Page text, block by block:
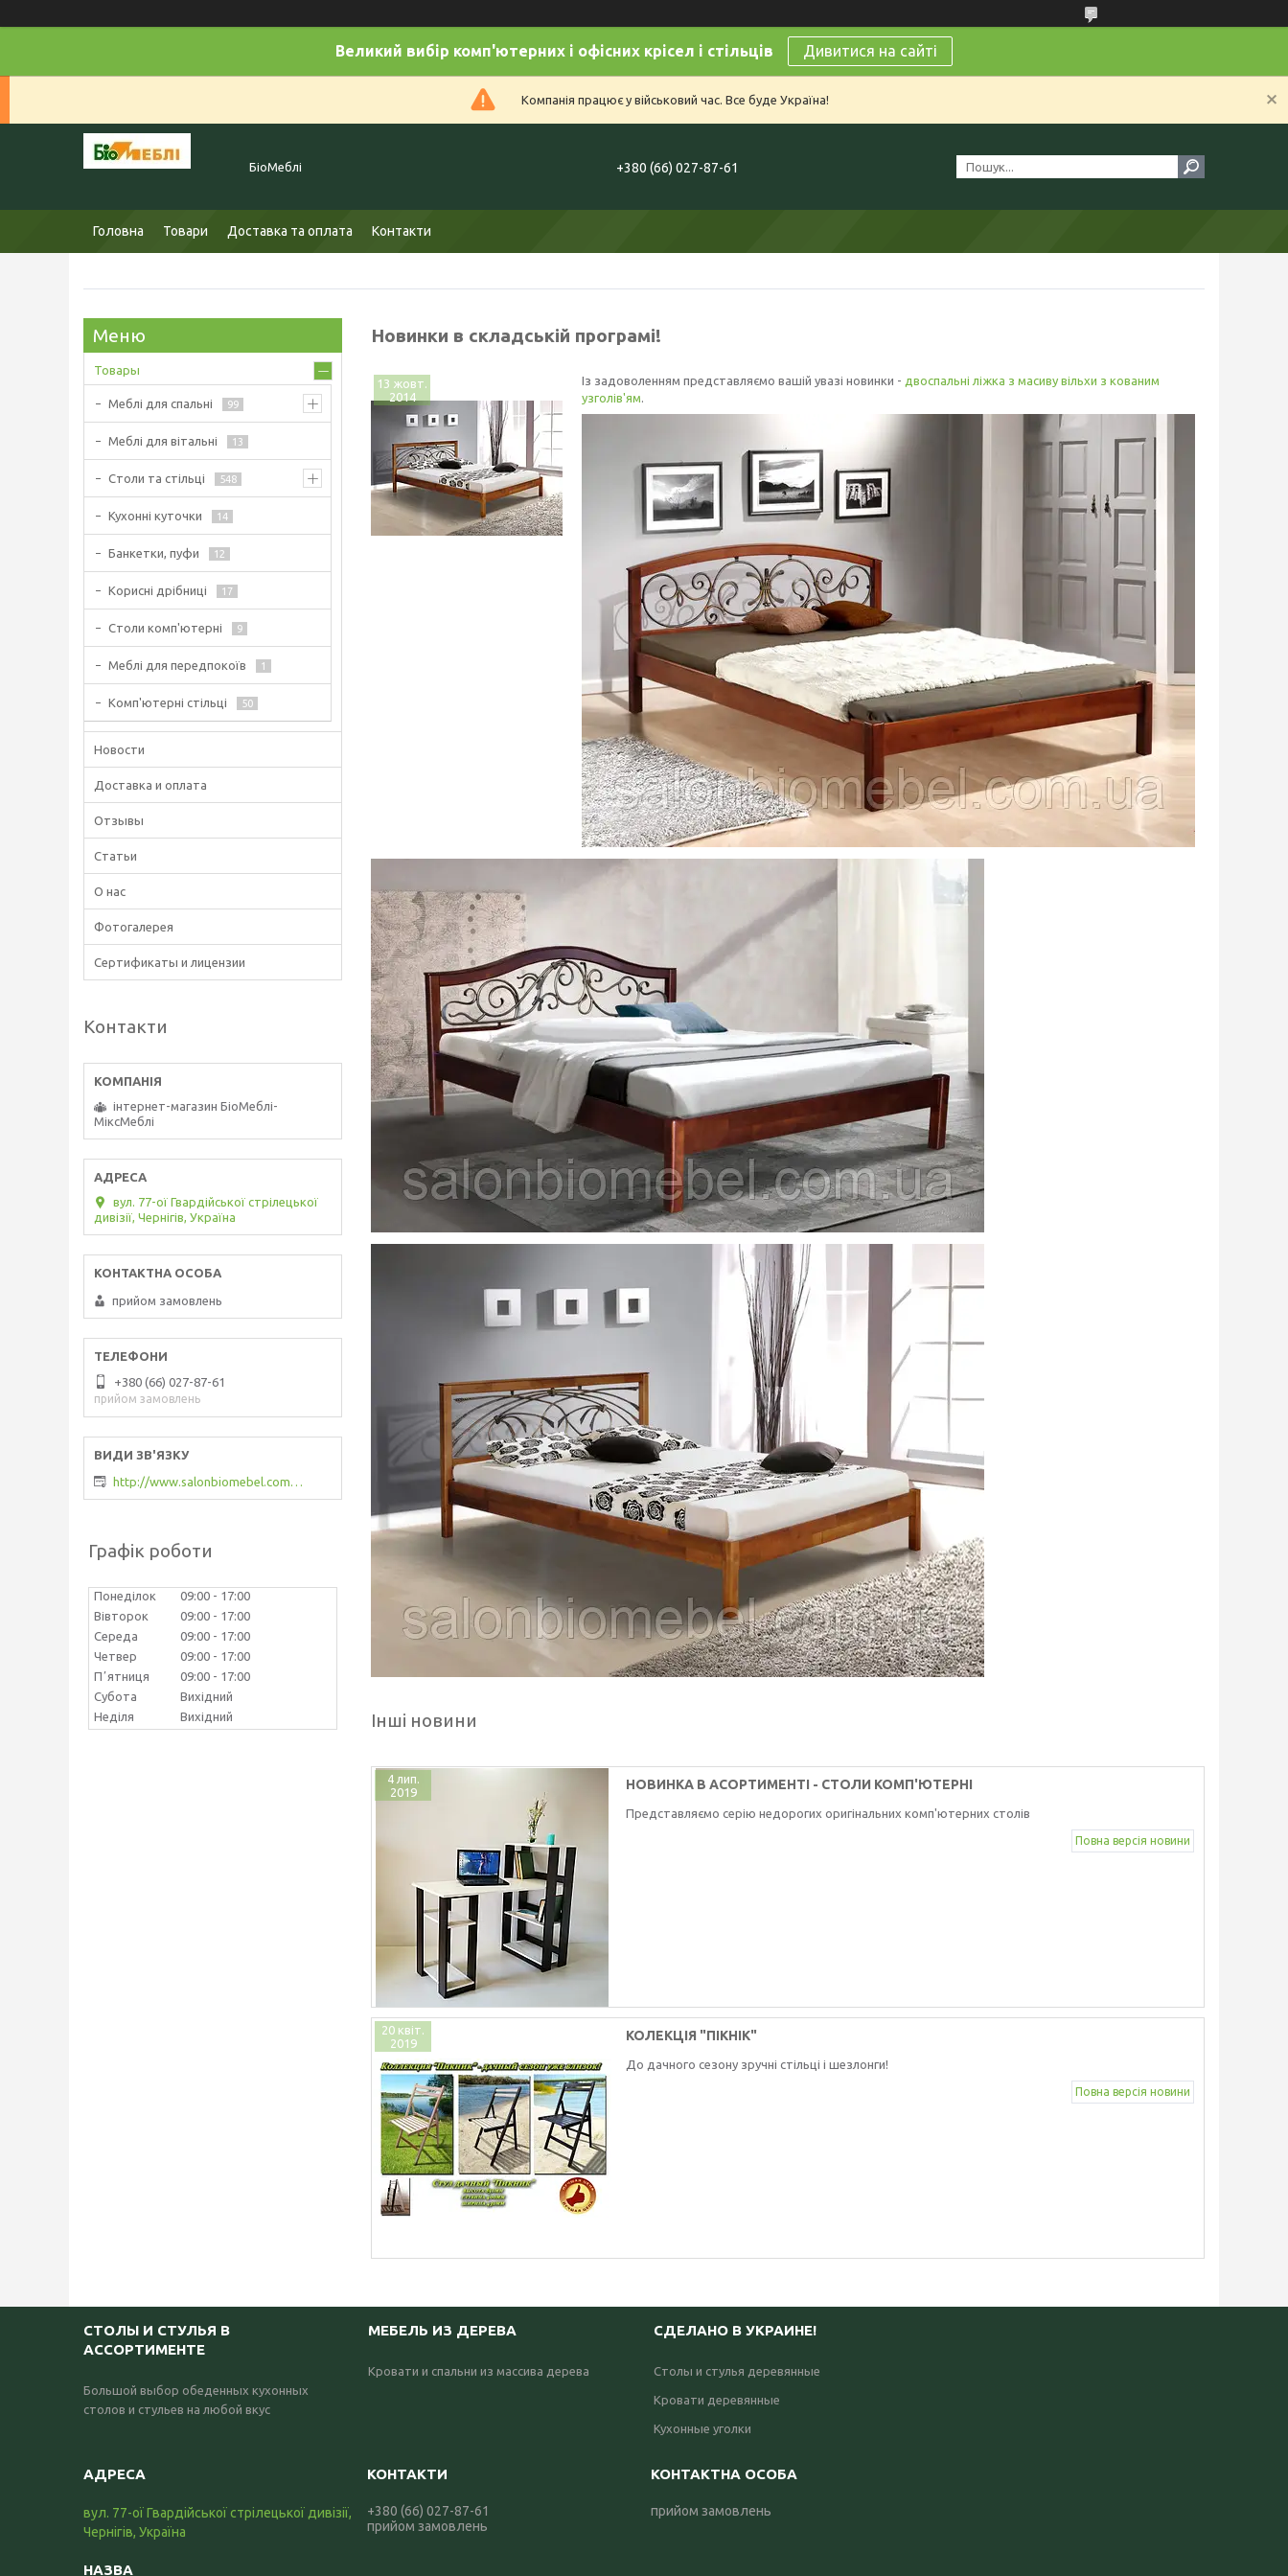
Великий вибір комп'ютерних і офісних крісел і стільців Дивитися на сайті
Компанія працює у військовий час. Все буде Україна!
БіоМеблі +380 (66) 027-87-61
Головна Товари Доставка та оплата Контакти
Новинки в складській програмі!
13 жовт.
2014
Із задоволенням представляємо вашій увазі новинки - двоспальні ліжка з масиву вільхи з кованим
узголів'ям.
Інші новини
4 лип.
2019
НОВИНКА В АСОРТИМЕНТІ - СТОЛИ КОМП'ЮТЕРНІ
Представляємо серію недорогих оригінальних комп'ютерних столів
Повна версія новини
20 квіт.
2019
КОЛЕКЦІЯ "ПІКНІК"
До дачного сезону зручні стільці і шезлонги!
Повна версія новини
Товары
Меблі для спальні 99
Меблі для вітальні 13
Столи та стільці 548
Кухонні куточки 14
Банкетки, пуфи 12
Корисні дрібниці 17
Столи комп'ютерні 9
Меблі для передпокоїв 1
Комп'ютерні стільці 50
Новости
Доставка и оплата
Отзывы
Статьи
О нас
Фотогалерея
Сертификаты и лицензии
Контакти
інтернет-магазин БіоМеблі-
МіксМеблі
вул. 77-ої Гвардійської стрілецької
дивізії, Чернігів, Україна
прийом замовлень
+380 (66) 027-87-61
прийом замовлень
http://www.salonbiomebel.com.ua
Графік роботи
Понеділок 09:00
17:00
Вівторок
09:00
17:00
Середа
09:00
17:00
Четвер
09:00
17:00
Пʼятниця
09:00
17:00
Субота
Вихідний
Неділя
Вихідний
СТОЛЫ И СТУЛЬЯ В
АССОРТИМЕНТЕ
Большой выбор обеденных кухонных
столов и стульев на любой вкус
МЕБЕЛЬ ИЗ ДЕРЕВА
Кровати и спальни из массива дерева
СДЕЛАНО В УКРАИНЕ!
Столы и стулья деревянные
Кровати деревянные
Кухонные уголки
вул. 77-ої Гвардійської стрілецької дивізії,
Чернігів, Україна
+380 (66) 027-87-61
прийом замовлень
прийом замовлень